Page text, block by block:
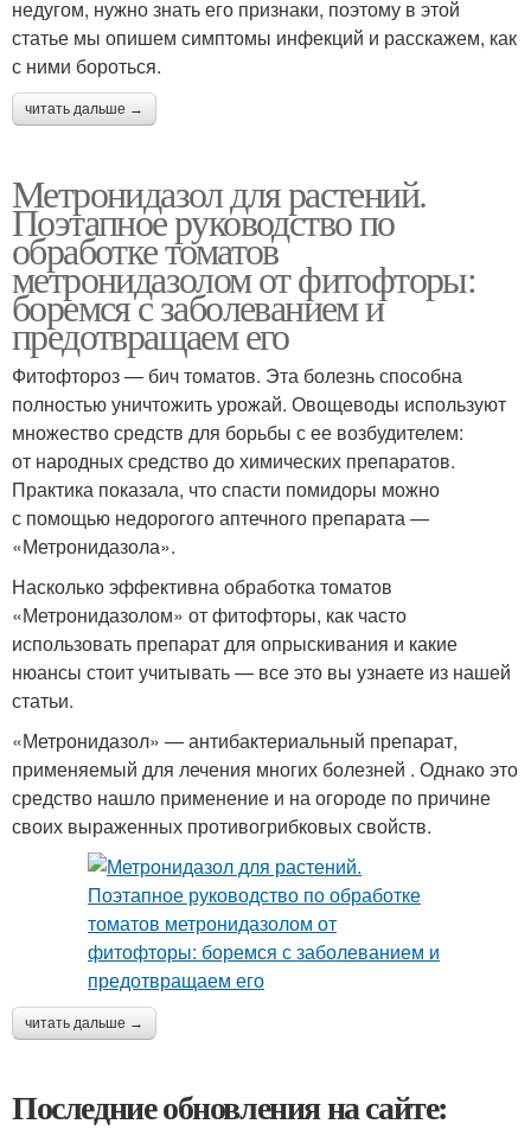
недугом, нужно знать его признаки, поэтому в этой
статье мы опишем симптомы инфекций и расскажем, как
с ними бороться.
читать дальше →
Метронидазол для растений.
Поэтапное руководство по
обработке томатов
метронидазолом от фитофторы:
боремся с заболеванием и
предотвращаем его
Фитофтороз — бич томатов. Эта болезнь способна
полностью уничтожить урожай. Овощеводы используют
множество средств для борьбы с ее возбудителем:
от народных средство до химических препаратов.
Практика показала, что спасти помидоры можно
с помощью недорогого аптечного препарата —
«Метронидазола».
Насколько эффективна обработка томатов
«Метронидазолом» от фитофторы, как часто
использовать препарат для опрыскивания и какие
нюансы стоит учитывать — все это вы узнаете из нашей
статьи.
«Метронидазол» — антибактериальный препарат,
применяемый для лечения многих болезней . Однако это
средство нашло применение и на огороде по причине
своих выраженных противогрибковых свойств.
читать дальше →
Последние обновления на сайте: